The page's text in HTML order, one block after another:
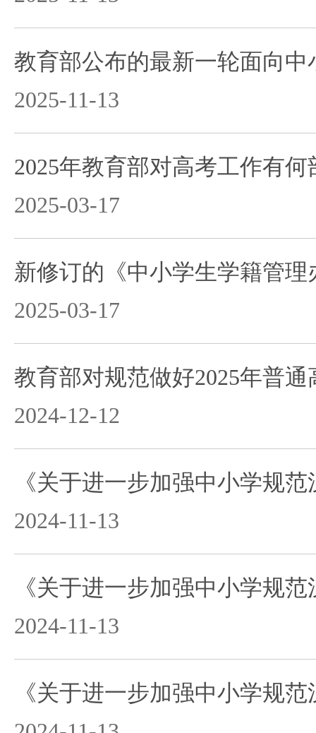
2025-11-13
2025年教育部对高考工作有何
2025-03-17
2025-03-17
2024-12-12
2024-11-13
2024-11-13